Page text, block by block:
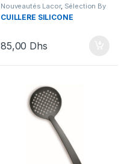
Nouveautés Lacor, Sélection By
Ihssane,Ustensiles
CUILLERE SILICONE
85,00 Dhs